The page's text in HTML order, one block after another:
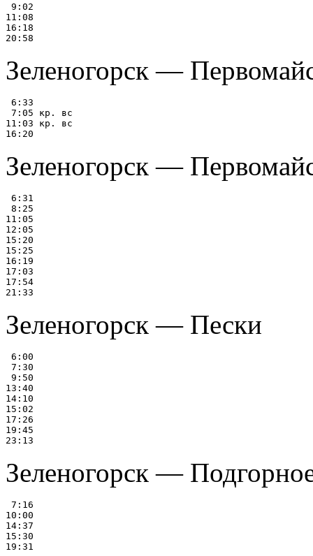
9:02
11:08
16:18
Зеленогорск —
6:33
7:05 кр. вс
11:03 кр. вс
Зеленогорск —
6:31
8:25
11:05
12:05
15:20
15:25
16:19
17:03
17:54
Зеленогорск — Пески
6:00
7:30
9:50
13:40
14:10
15:02
17:26
19:45
Зеленогорск —
7:16
10:00
14:37
15:30